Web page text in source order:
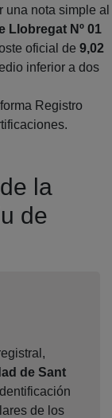
nota simple al
Llobregat Nº 01
oficial de 9,02
inferior a dos
Registro
la
de
de Sant
de los